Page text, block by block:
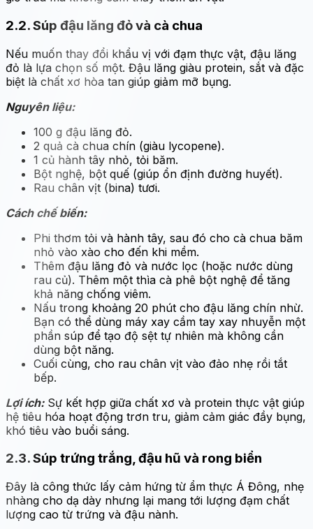
2.2. Súp đậu lăng đỏ và cà chua
Nếu muốn thay đổi khẩu vị với đạm thực vật, đậu lăng
đỏ là lựa chọn số một. Đậu lăng giàu protein, sắt và đặc
biệt là chất xơ hòa tan giúp giảm mỡ bụng.
Nguyên liệu:
100 g đậu lăng đỏ.
2 quả cà chua chín (giàu lycopene).
1 củ hành tây nhỏ, tỏi băm.
Bột nghệ, bột quế (giúp ổn định đường huyết).
Rau chân vịt (bina) tươi.
Cách chế biến:
Phi thơm tỏi và hành tây, sau đó cho cà chua băm
nhỏ vào xào cho đến khi mềm.
Thêm đậu lăng đỏ và nước lọc (hoặc nước dùng
rau củ). Thêm một thìa cà phê bột nghệ để tăng
khả năng chống viêm.
Nấu trong khoảng 20 phút cho đậu lăng chín nhừ.
Bạn có thể dùng máy xay cầm tay xay nhuyễn một
phần súp để tạo độ sệt tự nhiên mà không cần
dùng bột năng.
Cuối cùng, cho rau chân vịt vào đảo nhẹ rồi tắt
bếp.
Lợi ích:Sự kết hợp giữa chất xơ và protein thực vật giúp
hệ tiêu hóa hoạt động trơn tru, giảm cảm giác đầy bụng,
khó tiêu vào buổi sáng.
2.3. Súp trứng trắng, đậu hũ và rong biển
Đây là công thức lấy cảm hứng từ ẩm thực Á Đông, nhẹ
nhàng cho dạ dày nhưng lại mang tới lượng đạm chất
lượng cao từ trứng và đậu nành.